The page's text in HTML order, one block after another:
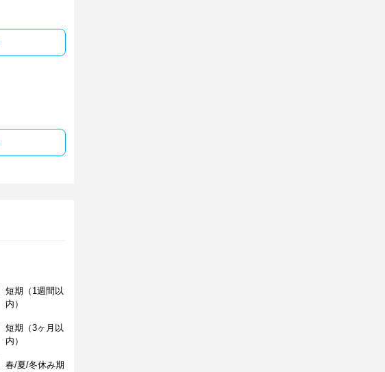
短期（1週間以
内）
短期（3ヶ月以
内）
春/夏/冬休み期